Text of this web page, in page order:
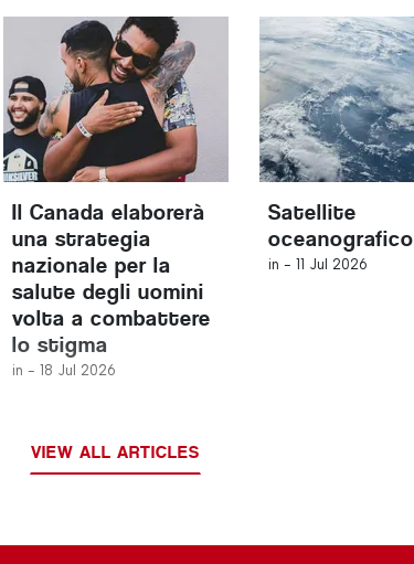
Il Canada elaborerà
una strategia
nazionale per la
salute degli uomini
volta a combattere
lo stigma
in -18 Jul 2026
Satellite
oceanografico
in - 11 Jul 2026
VIEW ALL ARTICLES